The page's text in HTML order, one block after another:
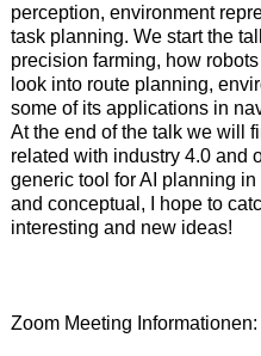
perception, environment
task planning. We start the
precision farming, how
look into route planning,
some of its applications in
At the end of the talk we will
related with industry 4.0 and
generic tool for AI planning
and conceptual, I hope to
interesting and new ideas!
Zoom Meeting Informationen: